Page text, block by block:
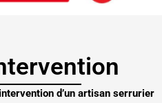
intervention d’un artisan serrurier